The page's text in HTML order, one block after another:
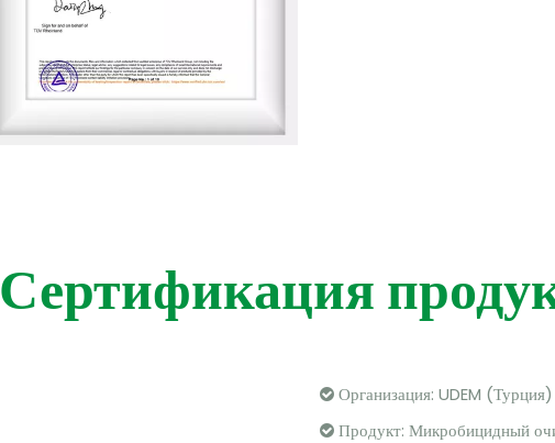
Сертификация
 Организация: UDEM (Турция)
 Продукт: Микробицидный